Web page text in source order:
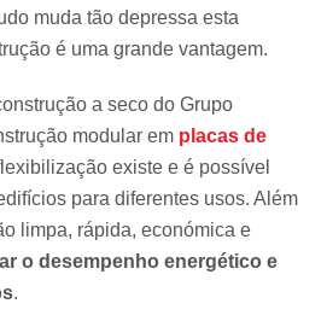
muda tão depressa esta
é uma grande vantagem.
a seco do Grupo
modular em placas de
existe e é possível
para diferentes usos. Além
limpa, rápida, económica e
o desempenho energético e
.